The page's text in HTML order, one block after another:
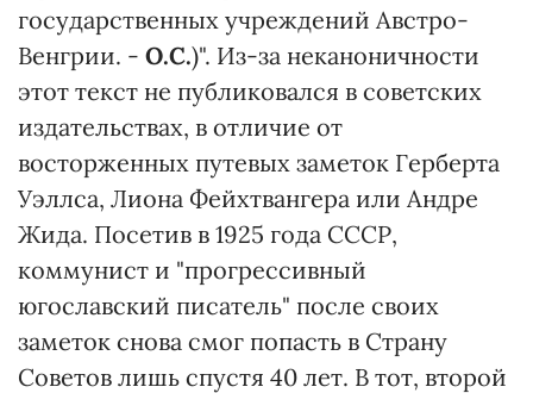
государственных учреждений Австро-
Венгрии. - О.С.)". Из-за неканоничности
этот текст не публиковался в советских
издательствах, в отличие от
восторженных путевых заметок Герберта
Уэллса, Лиона Фейхтвангера или Андре
Жида. Посетив в 1925 года СССР,
коммунист и "прогрессивный
югославский писатель" после своих
заметок снова смог попасть в Страну
Советов лишь спустя 40 лет. В тот, второй